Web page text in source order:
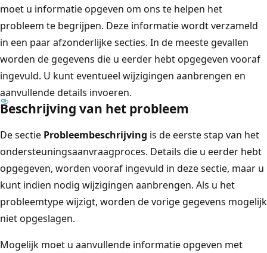
moet u informatie opgeven om ons te helpen het
probleem te begrijpen. Deze informatie wordt verzameld
in een paar afzonderlijke secties. In de meeste gevallen
worden de gegevens die u eerder hebt opgegeven vooraf
ingevuld. U kunt eventueel wijzigingen aanbrengen en
aanvullende details invoeren.
Beschrijving van het probleem
De sectie Probleembeschrijving is de eerste stap van het
ondersteuningsaanvraagproces. Details die u eerder hebt
opgegeven, worden vooraf ingevuld in deze sectie, maar u
kunt indien nodig wijzigingen aanbrengen. Als u het
probleemtype wijzigt, worden de vorige gegevens mogelijk
niet opgeslagen.
Mogelijk moet u aanvullende informatie opgeven met